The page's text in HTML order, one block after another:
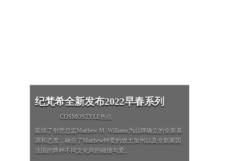
纪梵希全新发布2022早春系列
COSMOSTYLE热点
延续了创意总监Matthew M. Williams为品牌确立的全新基
调和态度，融合了Matthew钟爱的故土加州以及全新家园
法国的两种不同文化间的碰撞与爱。